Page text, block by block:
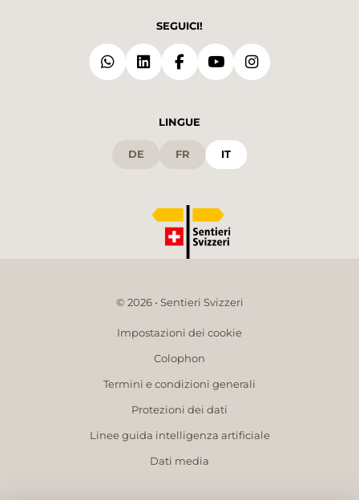
SEGUICI!
LINGUE
DE FR IT
© 2026 • Sentieri Svizzeri
Impostazioni dei cookie
Colophon
Termini e condizioni generali
Protezioni dei dati
Linee guida intelligenza artificiale
Dati media